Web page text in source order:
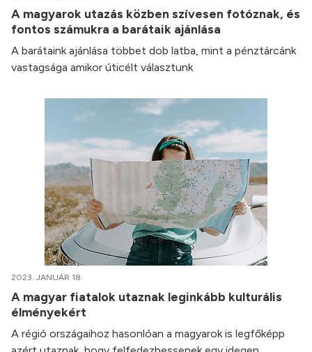
A magyarok utazás közben szívesen fotóznak, és
fontos számukra a barátaik ajánlása
A barátaink ajánlása többet dob latba, mint a pénztárcánk
vastagsága amikor úticélt választunk
2023. JANUÁR 18.
A magyar fiatalok utaznak leginkább kulturális
élményekért
A régió országaihoz hasonlóan a magyarok is legfőképp